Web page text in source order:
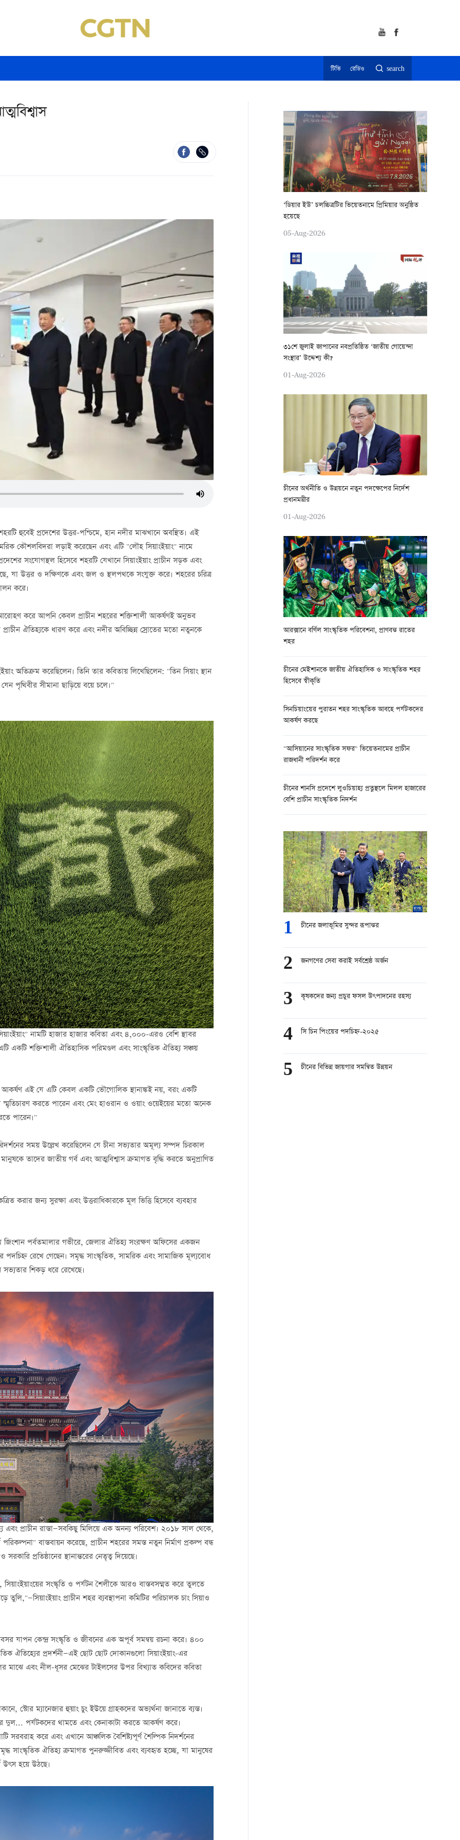
টিভি রেডিও search
হুবেই প্রদেশের উত্তর-পশ্চিমে, হান নদীর মাঝখানে অবস্থিত। এই
কৌশলবিদরা লড়াই করেছেন এবং এটি "লৌহ সিয়াংইয়াং" নামে
সংযোগস্থল হিসেবে শহরটি যেখানে সিয়াংইয়াং প্রাচীন সড়ক এবং
যা উত্তর ও দক্ষিণকে এবং জল ও স্থলপথকে সংযুক্ত করে। শহরের চরিত্র
করে।
করে আপনি কেবল প্রাচীন শহরের শক্তিশালী আকর্ষণই অনুভব
ঐতিহ্যকে ধারণ করে এবং নদীর অবিচ্ছিন্ন স্রোতের মতো নতুনকে
অতিক্রম করেছিলেন। তিনি তার কবিতায় লিখেছিলেন: "তিন সিয়াং স্থান
পৃথিবীর সীমানা ছাড়িয়ে বয়ে চলে।"
নামটি হাজার হাজার কবিতা এবং ৪,০০০-এরও বেশি স্থাবর
একটি শক্তিশালী ঐতিহাসিক পরিমণ্ডল এবং সাংস্কৃতিক ঐতিহ্য সঞ্চয়
আকর্ষণ এই যে এটি কেবল একটি ভৌগোলিক স্থানাঙ্কই নয়, বরং একটি
করতে পারেন এবং মেং হাওরান ও ওয়াং ওয়েইয়ের মতো অনেক
পারেন।"
সময় উল্লেখ করেছিলেন যে চীনা সভ্যতার অমূল্য সম্পদ চিরকাল
তাদের জাতীয় গর্ব এবং আত্মবিশ্বাস ক্রমাগত বৃদ্ধি করতে অনুপ্রাণিত
করার জন্য সুরক্ষা এবং উত্তরাধিকারকে মূল ভিত্তি হিসেবে ব্যবহার
জিংশান পর্বতমালার গভীরে, জেলার ঐতিহ্য সংরক্ষণ অফিসের একজন
রেখে গেছেন। সমৃদ্ধ সাংস্কৃতিক, সামরিক এবং সামাজিক মূল্যবোধ
সভ্যতার শিকড় ধরে রেখেছে।
এবং প্রাচীন রাস্তা—সবকিছু মিলিয়ে এক অনন্য পরিবেশ। ২০১৮ সাল থেকে,
বাস্তবায়ন করেছে, প্রাচীন শহরের সমস্ত নতুন নির্মাণ প্রকল্প বন্ধ
প্রতিষ্ঠানের স্থানান্তরের নেতৃত্ব দিয়েছে।
সংস্কৃতি ও পর্যটন শৈলীকে আরও বাস্তবসম্মত করে তুলতে
প্রাচীন শহর ব্যবস্থাপনা কমিটির পরিচালক চাং সিয়াও
যাপন কেন্দ্র সংস্কৃতি ও জীবনের এক অপূর্ব সমন্বয় রচনা করে। ৪০০
ঐতিহ্যের প্রদর্শনী—এই ছোট ছোট দোকানগুলো সিয়াংইয়াং-এর
মাঝে এবং নীল-ধূসর মেঝের টাইলসের উপর বিখ্যাত কবিদের কবিতা
স্টোর ম্যানেজার হুয়াং চুং ইউয়ে গ্রাহকদের অভ্যর্থনা জানাতে ব্যস্ত।
দুল... পর্যটকদের থামতে এবং কেনাকাটা করতে আকর্ষণ করে।
সরবরাহ করে এবং এখানে আঞ্চলিক বৈশিষ্ট্যপূর্ণ শৈল্পিক নিদর্শনের
সাংস্কৃতিক ঐতিহ্য ক্রমাগত পুনরুজ্জীবিত এবং ব্যবহৃত হচ্ছে, যা মানুষের
হয়ে উঠছে।
‘ডিয়ার ইউ’ চলচ্চিত্রটির ভিয়েতনামে প্রিমিয়ার অনুষ্ঠিত
হয়েছে
05-Aug-2026
৩১শে জুলাই জাপানের নবপ্রতিষ্ঠিত ‘জাতীয় গোয়েন্দা
সংস্থার’ উদ্দেশ্য কী?
01-Aug-2026
চীনের অর্থনীতি ও উন্নয়নে নতুন পদক্ষেপের নির্দেশ
প্রধানমন্ত্রীর
01-Aug-2026
আরক্সানে বর্ণিল সাংস্কৃতিক পরিবেশনা, প্রাণবন্ত রাতের
শহর
চীনের মেইশানকে জাতীয় ঐতিহাসিক ও সাংস্কৃতিক শহর
হিসেবে স্বীকৃতি
সিনচিয়াংয়ের পুরাতন শহর সাংস্কৃতিক আবহে পর্যটকদের
আকর্ষণ করছে
"আসিয়ানের সাংস্কৃতিক সফর" ভিয়েতনামের প্রাচীন
রাজধানী পরিদর্শন করে
চীনের শানসি প্রদেশে লুওচিয়াহ্য প্রত্নস্থলে মিলল হাজারের
বেশি প্রাচীন সাংস্কৃতিক নিদর্শন
1 চীনের জলাভূমির সুন্দর রূপান্তর
2 জনগণের সেবা করাই সর্বশ্রেষ্ঠ অর্জন
3 কৃষকদের জন্য প্রচুর ফসল উৎপাদনের রহস্য
4 সি চিন পিংয়ের পদচিহ্ন-২০২৫
5 চীনের বিভিন্ন জায়গার সমন্বিত উন্নয়ন